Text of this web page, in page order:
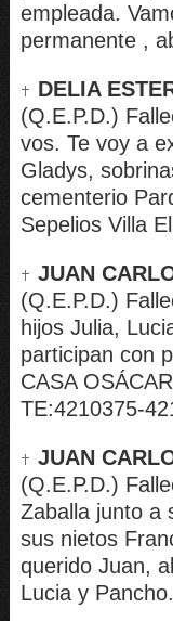
empleada.
permanente ,
DELIA
(Q.E.P.D.)
vos. Te voy a
Gladys,
cementerio
Sepelios Villa
JUAN
(Q.E.P.D.)
hijos Julia,
participan con
CASA
TE:4210375-
JUAN
(Q.E.P.D.)
Zaballa junto a
sus nietos
querido Juan,
Lucia y